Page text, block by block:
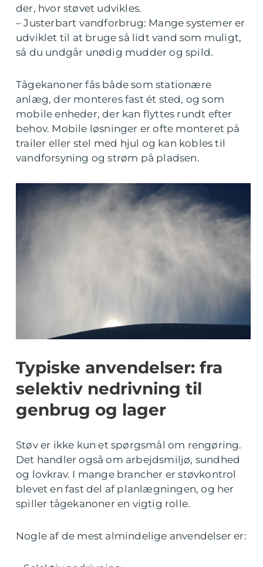
der, hvor støvet udvikles.
– Justerbart vandforbrug: Mange systemer er
udviklet til at bruge så lidt vand som muligt,
så du undgår unødig mudder og spild.
Tågekanoner fås både som stationære
anlæg, der monteres fast ét sted, og som
mobile enheder, der kan flyttes rundt efter
behov. Mobile løsninger er ofte monteret på
trailer eller stel med hjul og kan kobles til
vandforsyning og strøm på pladsen.
Typiske anvendelser: fra
selektiv nedrivning til
genbrug og lager
Støv er ikke kun et spørgsmål om rengøring.
Det handler også om arbejdsmiljø, sundhed
og lovkrav. I mange brancher er støvkontrol
blevet en fast del af planlægningen, og her
spiller tågekanoner en vigtig rolle.
Nogle af de mest almindelige anvendelser er: